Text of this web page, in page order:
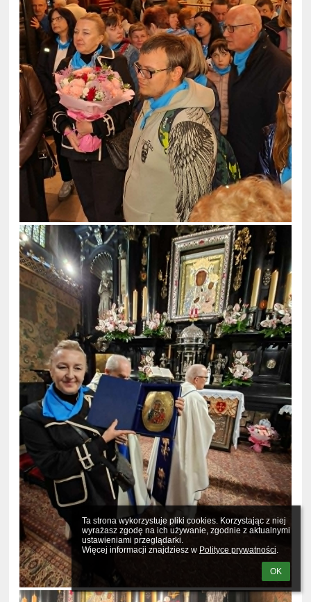
Ta strona wykorzystuje pliki cookies. Korzystając z niej
wyrażasz zgodę na ich używanie, zgodnie z aktualnymi
ustawieniami przeglądarki.
Więcej informacji znajdziesz w Polityce prywatności.
OK